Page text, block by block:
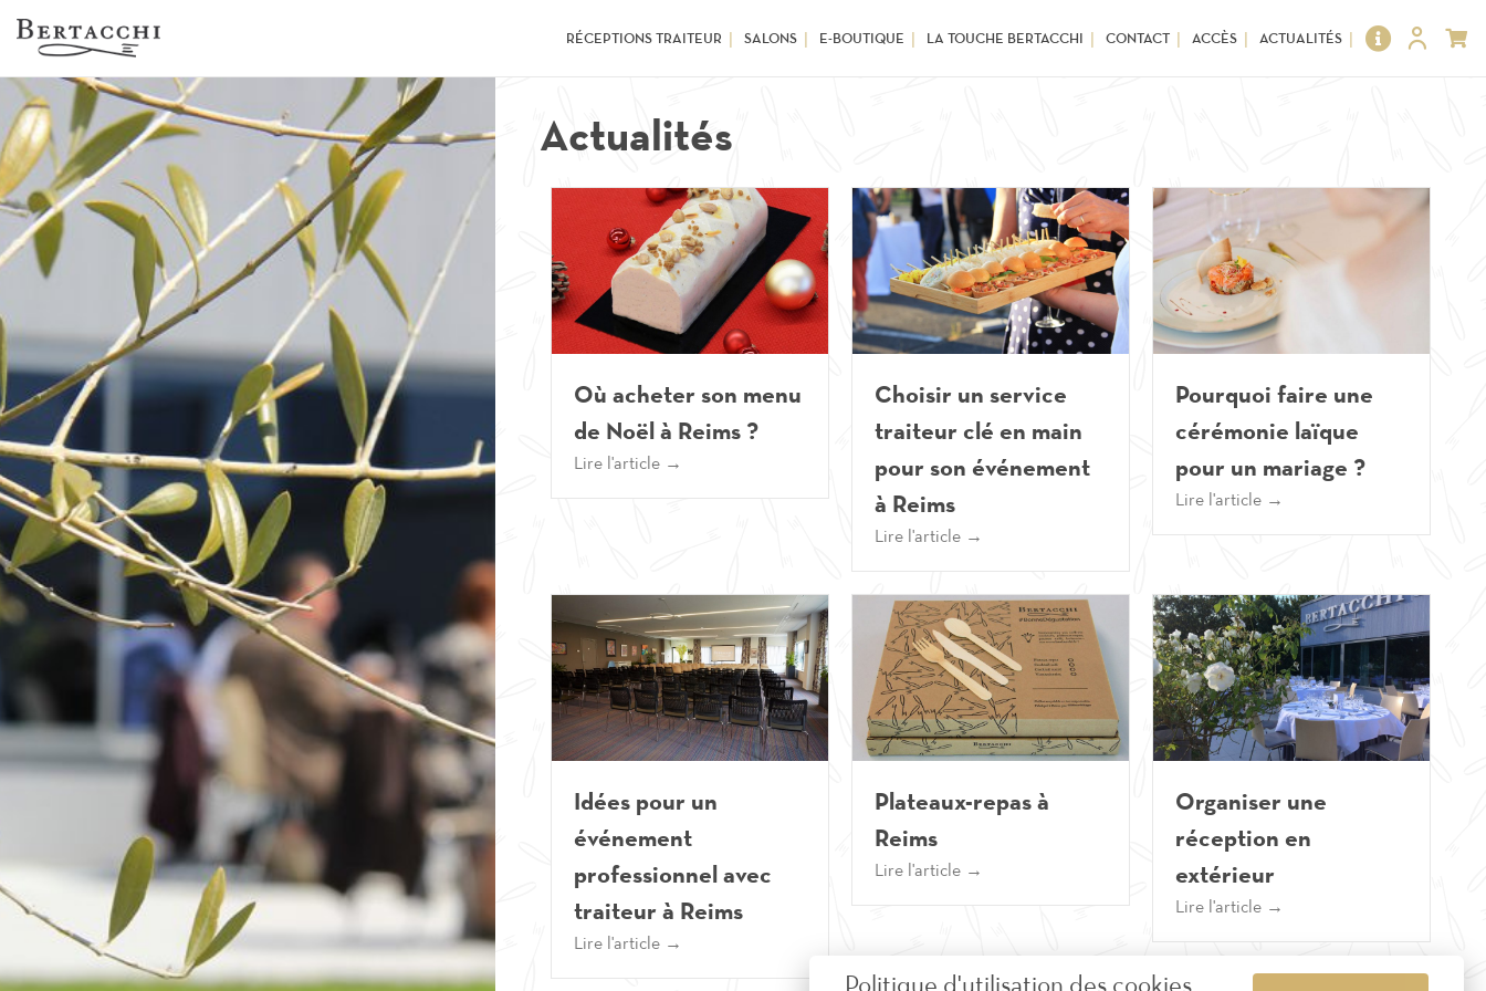
RÉCEPTIONS TRAITEUR SALONS E-BOUTIQUE LA TOUCHE BERTACCHI CONTACT ACCÈS ACTUALITÉS
Actualités
Où acheter son menu
de Noël à Reims ?
Lire l'article →
Choisir un service
traiteur clé en main
pour son événement
à Reims
Lire l'article →
Pourquoi faire une
cérémonie laïque
pour un mariage ?
Lire l'article →
Idées pour un
événement
professionnel avec
traiteur à Reims
Lire l'article →
Plateaux-repas à
Reims
Lire l'article →
Organiser une
réception en
extérieur
Lire l'article →
Politique d'utilisation des cookies